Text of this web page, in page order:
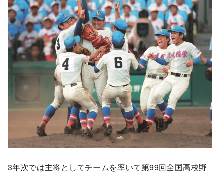
3年次では主将としてチームを率いて第99回全国高校野